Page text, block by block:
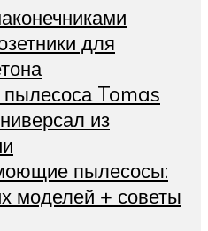
для
Tomas
из
пылесосы:
моделей + советы